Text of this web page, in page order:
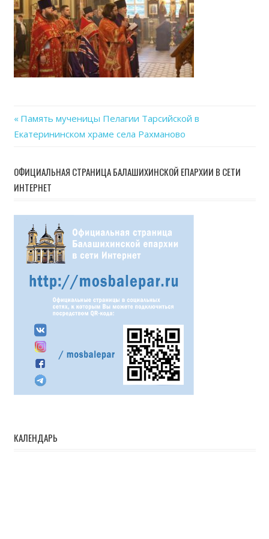
Навигация
записям
Previous
Post:
Память мученицы Пелагии Тарсийской в
Екатерининском храме села Рахманово
ОФИЦИАЛЬНАЯ СТРАНИЦА БАЛАШИХИНСКОЙ ЕПАРХИИ В СЕТИ
ИНТЕРНЕТ
КАЛЕНДАРЬ